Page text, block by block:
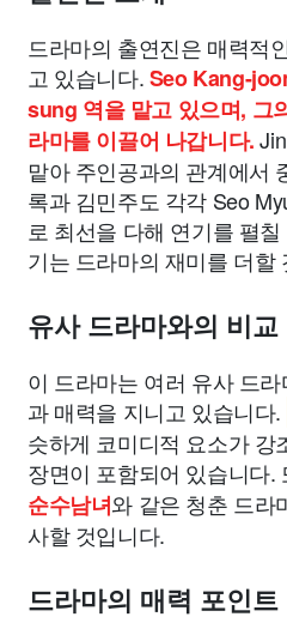
드라마의 출연진은 매력적
고 있습니다.Seo Kang-
sung 역을 맡고 있으며, 그
라마를 이끌어 나갑니다.
맡아 주인공과의 관계에서
록과 김민주도 각각 Seo
로 최선을 다해 연기를 펼
기는 드라마의 재미를 더할
유사 드라마와의 비교
이 드라마는 여러 유사 드
과 매력을 지니고 있습니다.
슷하게 코미디적 요소가 강
장면이 포함되어 있습니다.
순수남녀와 같은 청춘 드라
사할 것입니다.
드라마의 매력 포인트